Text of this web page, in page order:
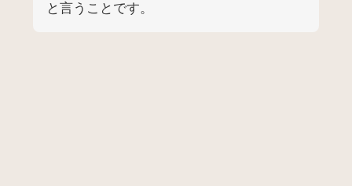
と言うことです。